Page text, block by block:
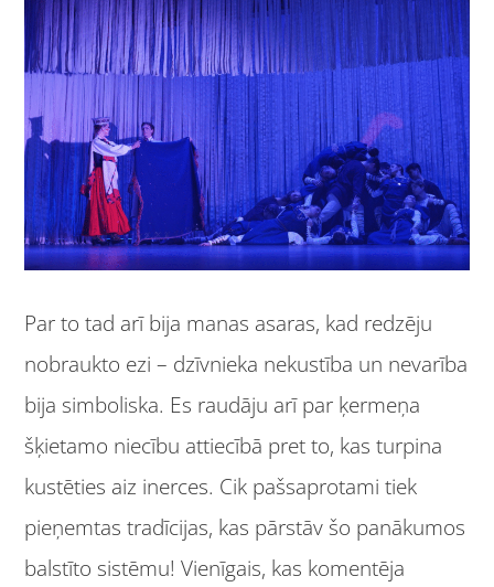
Par to tad arī bija manas asaras, kad redzēju
nobraukto ezi – dzīvnieka nekustība un nevarība
bija simboliska. Es raudāju arī par ķermeņa
šķietamo niecību attiecībā pret to, kas turpina
kustēties aiz inerces. Cik pašsaprotami tiek
pieņemtas tradīcijas, kas pārstāv šo panākumos
balstīto sistēmu! Vienīgais, kas komentēja